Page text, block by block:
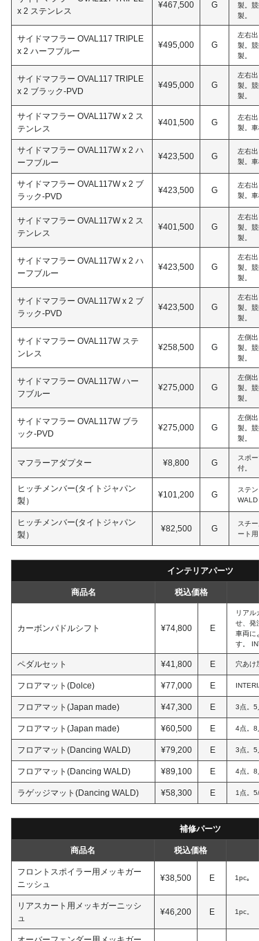
x 2 ステンレス
¥467,500 G
製。
製。
サイドマフラー OVAL117 TRIPLE
x 2 ハーフブルー
¥495,000 G
左右
製。
製。
サイドマフラー OVAL117 TRIPLE
x 2 ブラック-PVD
¥495,000 G
左右
製。
製。
サイドマフラー OVAL117W x 2 ス
テンレス
¥401,500 G
左右
製。
サイドマフラー OVAL117W x 2 ハ
ーフブルー
¥423,500 G
左右
製。
サイドマフラー OVAL117W x 2 ブ
ラック-PVD
¥423,500 G
左右
製。
サイドマフラー OVAL117W x 2 ス
テンレス
¥401,500 G
左右
製。
製。
サイドマフラー OVAL117W x 2 ハ
ーフブルー
¥423,500 G
左右
製。
製。
サイドマフラー OVAL117W x 2 ブ
ラック-PVD
¥423,500 G
左右
製。
製。
サイドマフラー OVAL117W ステ
ンレス
¥258,500 G
左側
製。
製。
サイドマフラー OVAL117W ハー
フブルー
¥275,000 G
左側
製。
製。
サイドマフラー OVAL117W ブラ
ック-PVD
¥275,000 G
左側
製。
製。
マフラーアダプター ¥8,800 G
スポ
付。
ヒッチメンバー(タイトジャパン
製）
¥101,200 G
ステ
WALD
ヒッチメンバー(タイトジャパン
製）
¥82,500 G
スチ
ート用
インテリアパーツ
商品名 税込価格
カーボンパドルシフト ¥74,800 E
リアル
せ、発
車両に
す。
ペダルセット ¥41,800 E 穴あけ
フロアマット(Dolce) ¥77,000 E
フロアマット(Japan made) ¥47,300 E 3点。5
フロアマット(Japan made) ¥60,500 E 4点。8
フロアマット(Dancing WALD) ¥79,200 E 3点。5
フロアマット(Dancing WALD) ¥89,100 E 4点。8
ラゲッジマット(Dancing WALD) ¥58,300 E 1点。
補修パーツ
商品名 税込価格
フロントスポイラー用メッキガー
ニッシュ
¥38,500 E 1pc｡
リアスカート用メッキガーニッシ
ュ
¥46,200 E 1pc。